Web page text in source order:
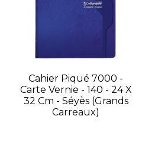
Cahier Piqué 7000 -
Carte Vernie - 140 - 24 X
32 Cm - Séyès (grands
Carreaux)